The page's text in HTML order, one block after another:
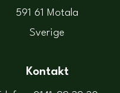
591 61 Motala
Sverige
Kontakt